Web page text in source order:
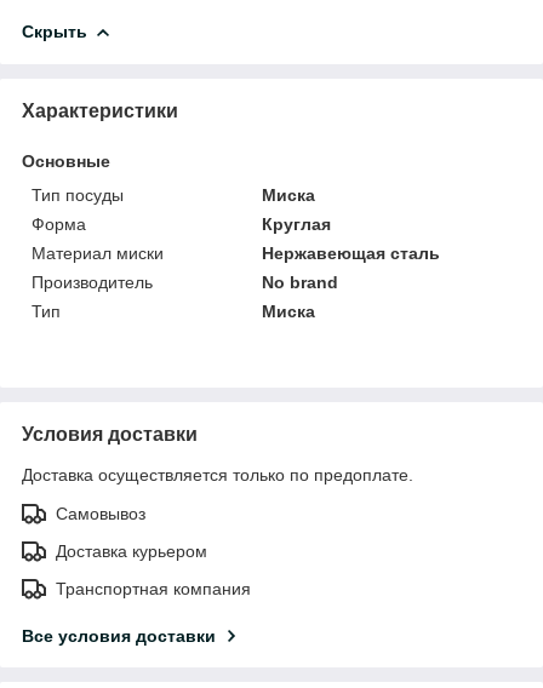
Скрыть
Характеристики
Основные
Тип посуды
Миска
Форма
Круглая
Материал миски
Нержавеющая сталь
Производитель
No brand
Тип
Миска
Условия доставки
Доставка осуществляется только по предоплате.
Самовывоз
Доставка курьером
Транспортная компания
Все условия доставки